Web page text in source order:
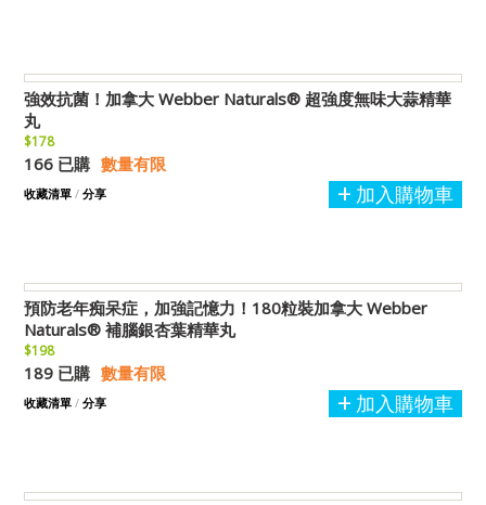
強效抗菌！加拿大 Webber Naturals® 超強度無味大蒜精華
丸
$178
166 已購 數量有限
加入購物車
收藏清單 / 分享
預防老年痴呆症，加強記憶力！180粒裝加拿大 Webber
Naturals® 補腦銀杏葉精華丸
$198
189 已購 數量有限
加入購物車
收藏清單 / 分享